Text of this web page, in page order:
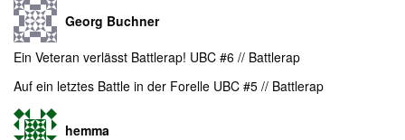
Georg Buchner
Ein Veteran verlässt Battlerap! UBC #6 // Battlerap
Auf ein letztes Battle in der Forelle UBC #5 // Battlerap
hemma